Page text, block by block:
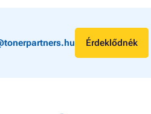
Érdeklődnék